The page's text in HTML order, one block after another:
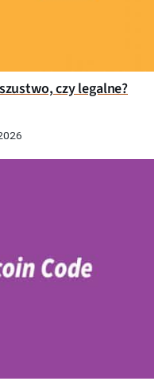
czy legalne?